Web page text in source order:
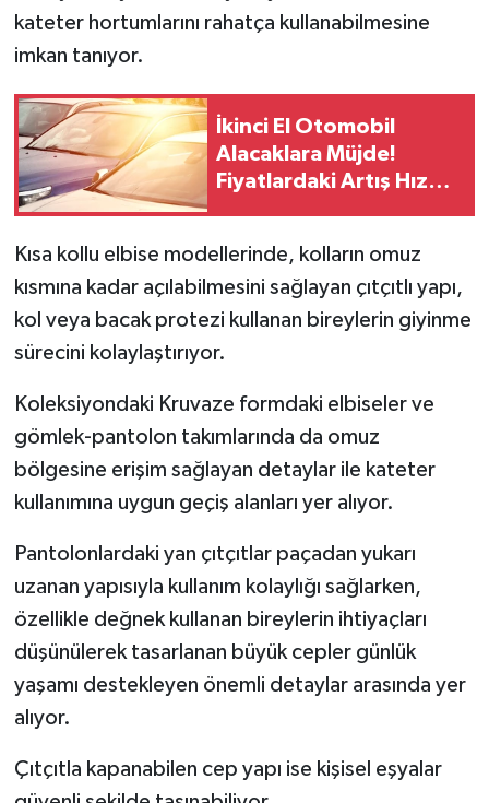
kateter hortumlarını rahatça kullanabilmesine
imkan tanıyor.
İkinci El Otomobil
Alacaklara Müjde!
Fiyatlardaki Artış Hız
Kısa kollu elbise modellerinde, kolların omuz
kısmına kadar açılabilmesini sağlayan çıtçıtlı yapı,
kol veya bacak protezi kullanan bireylerin giyinme
sürecini kolaylaştırıyor.
Koleksiyondaki Kruvaze formdaki elbiseler ve
gömlek-pantolon takımlarında da omuz
bölgesine erişim sağlayan detaylar ile kateter
kullanımına uygun geçiş alanları yer alıyor.
Pantolonlardaki yan çıtçıtlar paçadan yukarı
uzanan yapısıyla kullanım kolaylığı sağlarken,
özellikle değnek kullanan bireylerin ihtiyaçları
düşünülerek tasarlanan büyük cepler günlük
yaşamı destekleyen önemli detaylar arasında yer
alıyor.
Çıtçıtla kapanabilen cep yapı ise kişisel eşyalar